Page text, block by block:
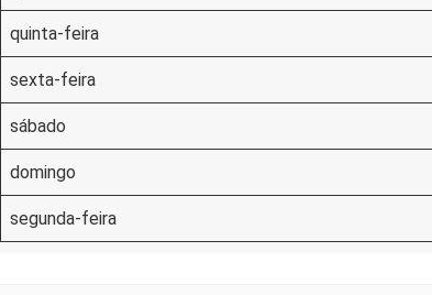
quinta-feira
sexta-feira
sábado
domingo
segunda-feira